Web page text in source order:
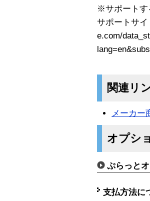
※サポートす
サポートサイ
e.com/
関連リ
メーカー
オプシ
ぷらっと
支払方法に